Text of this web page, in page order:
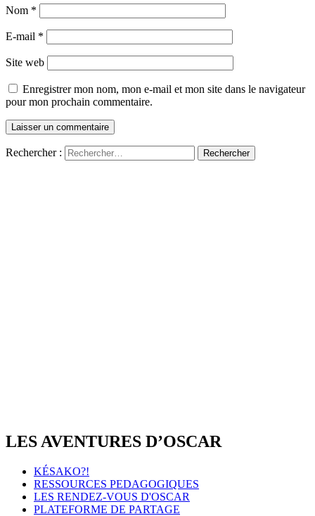
Nom *
E-mail *
Site web
Enregistrer mon nom, mon e-mail et mon site dans le navigateur
pour mon prochain commentaire.
Rechercher :
LES AVENTURES D’OSCAR
KÉSAKO?!
RESSOURCES PEDAGOGIQUES
LES RENDEZ-VOUS D'OSCAR
PLATEFORME DE PARTAGE